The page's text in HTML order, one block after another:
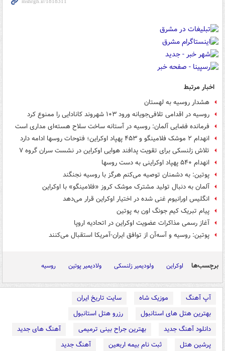
اخبار مرتبط
هشدار روسیه به لهستان
روسیه در اقدامی تلافی‌جویانه ورود ۱۰۳ شهروند کانادایی را ممنوع کرد
فرمانده فضایی آلمان: روسیه در آستانه ساخت سلاح هسته‌ای مداری است
انهدام ۲ موشک فلامینگو و ۴۵۳ پهپاد اوکراین؛ فتوحات روسها ادامه دارد
تلاش زلنسکی برای تقویت پدافند هوایی اوکراین در نشست سران گروه ۷
انهدام ۵۴۰ پهپاد اوکراینی به دست روسها
پوتین: به دشمنان توصیه می‌کنم هرگز با روسیه نجنگند
آلمان به دنبال تولید مشترک موشک کروز «فلامینگو» با اوکراین
انگلیس اورانیوم غنی شده در اختیار اوکراین قرار می‌دهد
پیام تبریک کیم جونگ اون به پوتین
آغاز رسمی مذاکرات عضویت اوکراین در اتحادیه اروپا
پوتین: روسیه و آسه‌آن از توافق ایران-آمریکا استقبال می‌کنند
برچسب‌ها اوکراین ولودیمیر زلنسکی ولادیمیر پوتین روسیه
آپ آهنگ موزیک شاه
سایت تاریخ ایران
بهترین هتل های استانبول
رزرو هتل استانبول
دانلود آهنگ جدید
بهترین جراح بینی ترمیمی
آهنگ های جدید
پرشین هتل
ثبت نام بیمه اربعین
آهنگ جدید